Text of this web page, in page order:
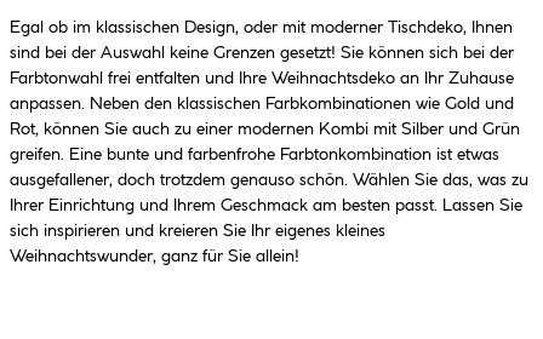
Egal ob im klassischen Design, oder mit moderner Tischdeko, Ihnen
sind bei der Auswahl keine Grenzen gesetzt! Sie können sich bei der
Farbtonwahl frei entfalten und Ihre Weihnachtsdeko an Ihr Zuhause
anpassen. Neben den klassischen Farbkombinationen wie Gold und
Rot, können Sie auch zu einer modernen Kombi mit Silber und Grün
greifen. Eine bunte und farbenfrohe Farbtonkombination ist etwas
ausgefallener, doch trotzdem genauso schön. Wählen Sie das, was zu
Ihrer Einrichtung und Ihrem Geschmack am besten passt. Lassen Sie
sich inspirieren und kreieren Sie Ihr eigenes kleines
Weihnachtswunder, ganz für Sie allein!